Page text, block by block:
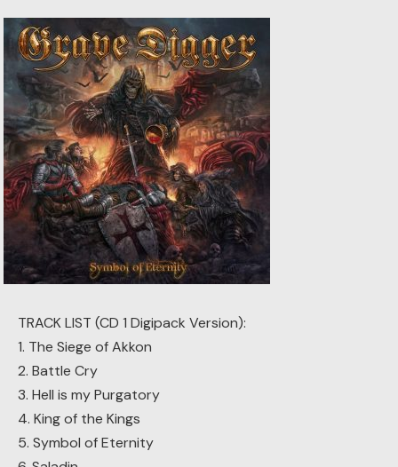
TRACK LIST (CD 1 Digipack Version):
1. The Siege of Akkon
2. Battle Cry
3. Hell is my Purgatory
4. King of the Kings
5. Symbol of Eternity